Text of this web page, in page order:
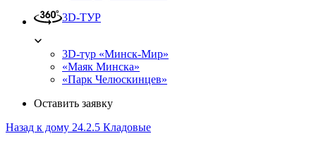
3D-ТУР
3D-тур «Минск-Мир»
«Маяк Минска»
«Парк Челюскинцев»
Оставить заявку
Назад к дому 24.2.5 Кладовые